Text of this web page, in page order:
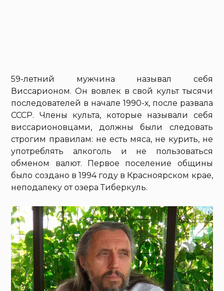
59-летний мужчина называл себя
Виссарионом. Он вовлек в свой культ тысячи
последователей в начале 1990-х, после развала
СССР. Члены культа, которые называли себя
виссарионовцами, должны были следовать
строгим правилам: не есть мяса, не курить, не
употреблять алкоголь и не пользоваться
обменом валют. Первое поселение общины
было создано в 1994 году в Красноярском крае,
неподалеку от озера Тиберкуль.